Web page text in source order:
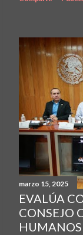
marzo 15, 2025
EVALÚA
CONSEJO
HUMANOS